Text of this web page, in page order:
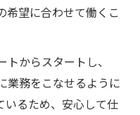
希望に合わせて働くこ
からスタートし、
業務をこなせるように
いるため、安心して仕